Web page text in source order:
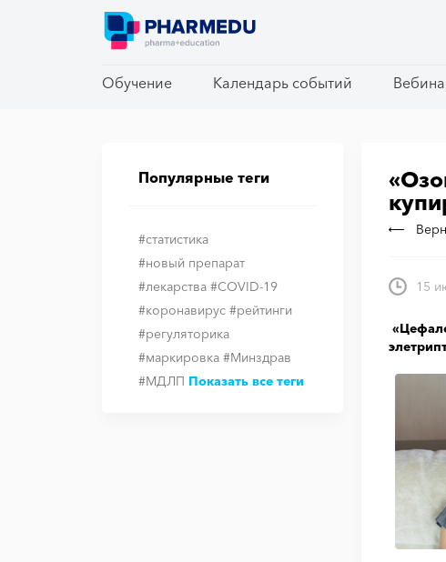
Обучение Календарь событий
Обучение Календарь событий
Популярные теги
#статистика
#новый препарат
#лекарства #COVID-19
#коронавирус #рейтинги
#регуляторика
#маркировка #Минздрав
#МДЛП Показать все теги
15